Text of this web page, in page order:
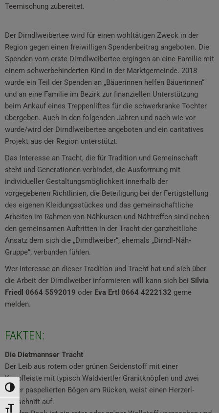
Umschalten auf hohe Kontraste
Schrift vergrößern
Teemischung zubereitet.
Der Dirndlweibertee wird für einen wohltätigen Zweck in der
Region gegen einen freiwilligen Spendenbeitrag angeboten. Die
Spenden vom erste Dirndlweibertee ergingen an eine Familie mit
einem schwerbehinderten Kind in der Marktgemeinde. 2018
wurde ein Teil der Spenden an „Bäuerinnen helfen Bäuerinnen“
und an eine Familie im Bezirk zur finanziellen Unterstützung
beim Ankauf eines Treppenliftes für die schwerkranke Tochter
übergeben. Auch in den folgenden Jahren und nach wie vor
wurde/wird der Dirndlweibertee angeboten und ein caritatives
Projekt aus der Region unterstützt.
Das Interesse an Tracht, die für Tradition und Gemeinschaft
steht und Generationen verbindet, die Ausformung mit
individueller Gestaltungsmöglichkeit innerhalb der
vorgegebenen Richtlinien, die Beteiligung bei der Fertigstellung
des eigenen Kleidungsstückes und das gemeinschaftliche
Arbeiten im Rahmen von Nähkursen und Nähtreffen sind neben
den gemeinsamen Auftritten in der Tracht der ganzheitliche
Ansatz dem sich die „Dirndlweiber“, ehemals „Dirndl‐Näh‐
Gruppe“, verbunden fühlen.
Wer Interesse an dieser Tradition und Tracht hat und sich über
die Arbeit der Dirndlweiber informieren will kann sich bei Silvia
Friedl 0664 5592019 oder Eva Ertl 0664 4222132 gerne
melden.
FAKTEN:
Die Dietmannser Tracht
Der Leib aus rotem oder grünen Seidenstoff mit einer
Knopfleiste mit typisch Waldviertler Granitknöpfen und zwei
Silber paspelierten Bögen am Rücken, weist einen Herzerl‐
Ausschnitt auf.